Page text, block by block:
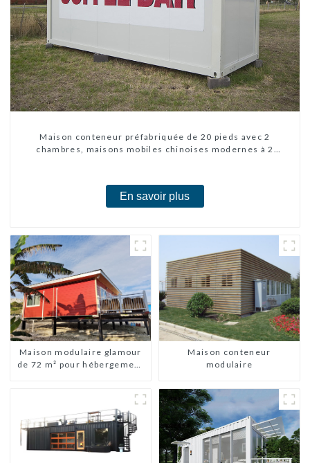
Maison conteneur préfabriquée de 20 pieds avec 2
chambres, maisons mobiles chinoises modernes à 2
En savoir plus
Maison modulaire glamour
de 72 m² pour hébergement
Maison conteneur
modulaire